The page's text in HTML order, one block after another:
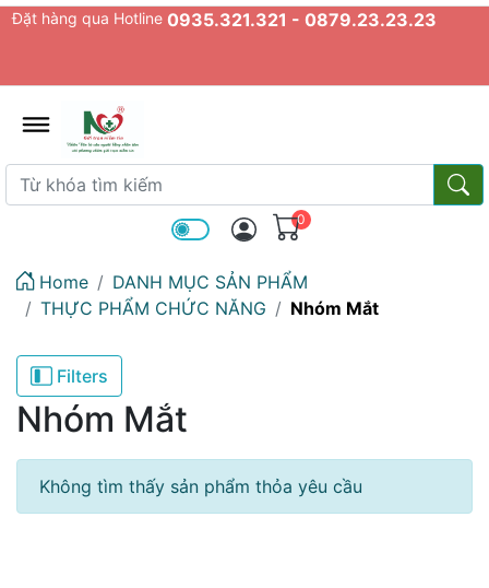
Đặt hàng qua Hotline 0935.321.321 - 0879.23.23.23
Từ khóa tìm kiếm
Từ
0
Home
DANH MỤC SẢN PHẨM
THỰC PHẨM CHỨC NĂNG
Nhóm Mắt
Filters
Nhóm Mắt
Không tìm thấy sản phẩm thỏa yêu cầu